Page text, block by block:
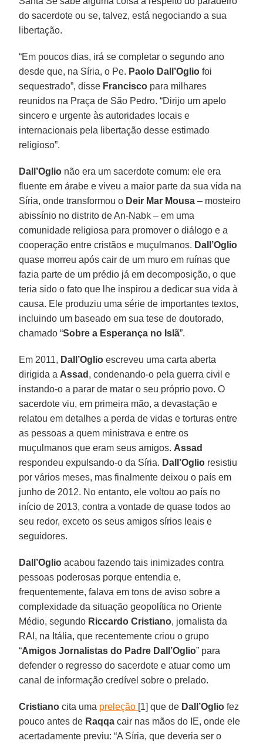
do sacerdote ou se, talvez, está negociando a sua
libertação.
“Em poucos dias, irá se completar o segundo ano
desde que, na Síria, o Pe. Paolo Dall’Oglio foi
sequestrado”, disse Francisco para milhares
reunidos na Praça de São Pedro. “Dirijo um apelo
sincero e urgente às autoridades locais e
internacionais pela libertação desse estimado
religioso”.
Dall’Oglio não era um sacerdote comum: ele era
fluente em árabe e viveu a maior parte da sua vida na
Síria, onde transformou o Deir Mar Mousa – mosteiro
abissínio no distrito de An-Nabk – em uma
comunidade religiosa para promover o diálogo e a
cooperação entre cristãos e muçulmanos. Dall’Oglio
quase morreu após cair de um muro em ruínas que
fazia parte de um prédio já em decomposição, o que
teria sido o fato que lhe inspirou a dedicar sua vida à
causa. Ele produziu uma série de importantes textos,
incluindo um baseado em sua tese de doutorado,
chamado “Sobre a Esperança no Islã”.
Em 2011, Dall’Oglio escreveu uma carta aberta
dirigida a Assad , condenando-o pela guerra civil e
instando-o a parar de matar o seu próprio povo. O
sacerdote viu, em primeira mão, a devastação e
relatou em detalhes a perda de vidas e torturas entre
as pessoas a quem ministrava e entre os
muçulmanos que eram seus amigos. Assad
respondeu expulsando-o da Síria. Dall’Oglio resistiu
por vários meses, mas finalmente deixou o país em
junho de 2012. No entanto, ele voltou ao país no
início de 2013, contra a vontade de quase todos ao
seu redor, exceto os seus amigos sírios leais e
seguidores.
Dall’Oglio acabou fazendo tais inimizades contra
pessoas poderosas porque entendia e,
frequentemente, falava em tons de aviso sobre a
complexidade da situação geopolítica no Oriente
Médio, segundo Riccardo Cristiano, jornalista da
RAI, na Itália, que recentemente criou o grupo
“Amigos Jornalistas do Padre Dall’Oglio” para
defender o regresso do sacerdote e atuar como um
canal de informação credível sobre o prelado.
Cristiano cita uma preleção [1] que de Dall’Oglio fez
pouco antes de Raqqa cair nas mãos do IE, onde ele
acertadamente previu: “A Síria, que deveria ser o